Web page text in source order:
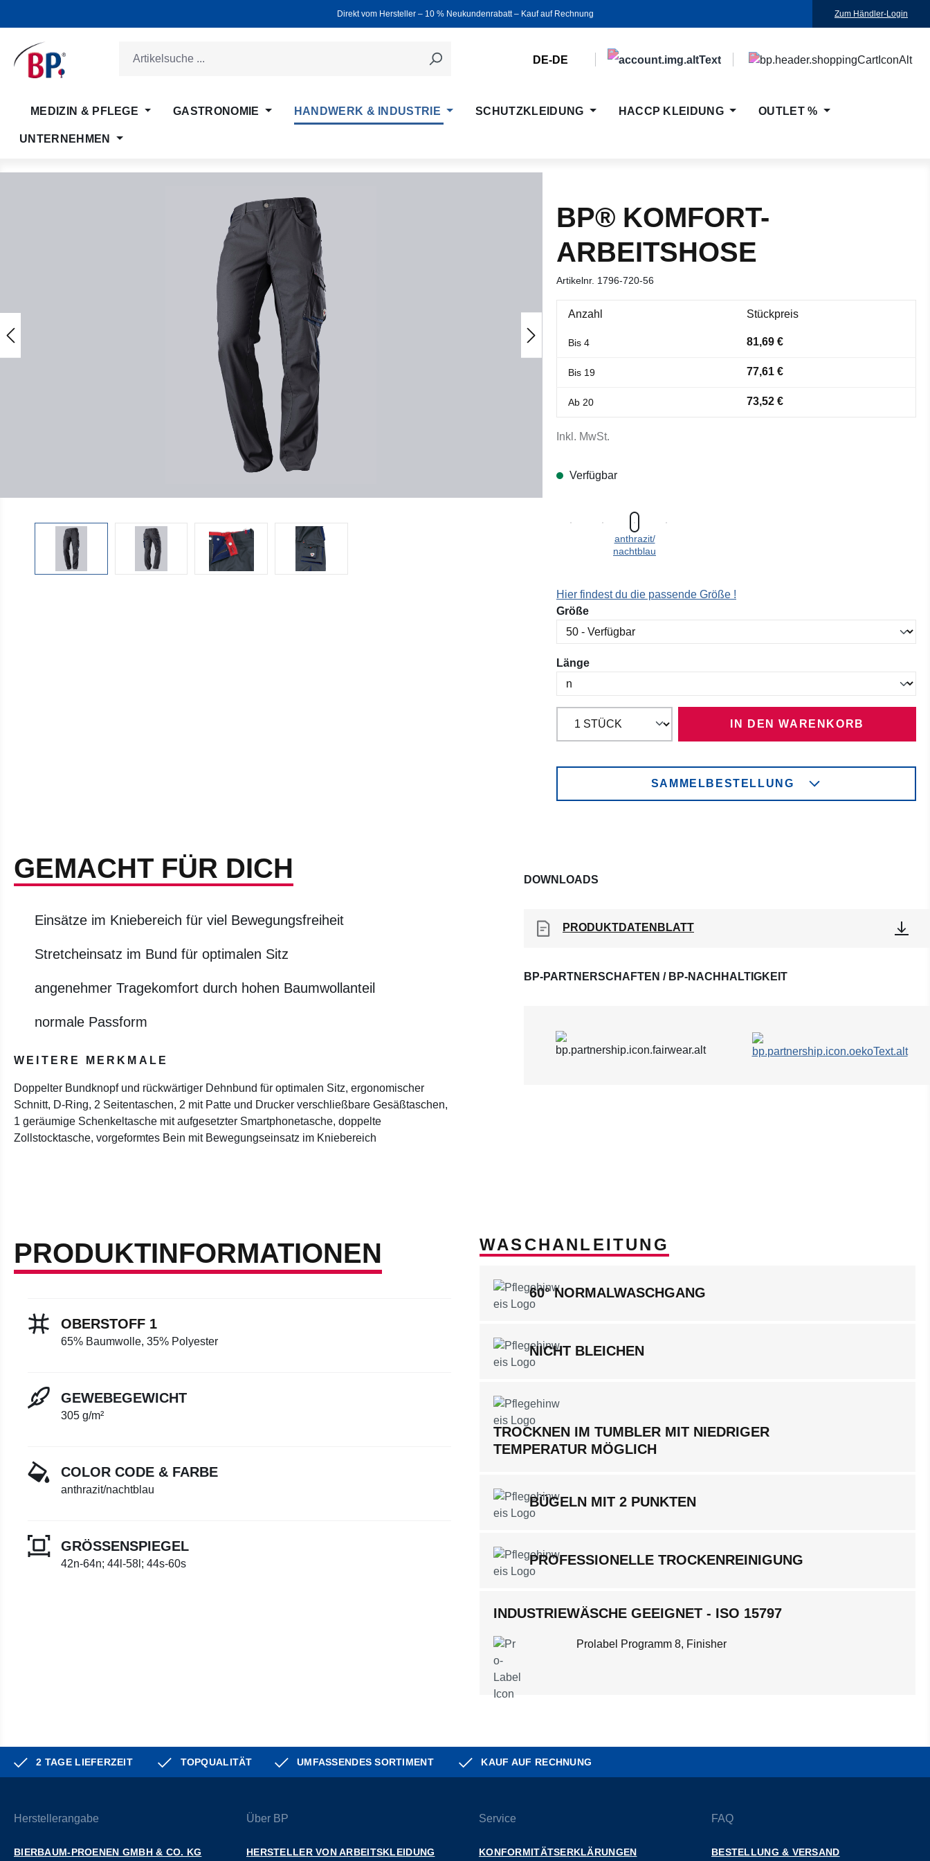
Direkt vom Hersteller ‒ 10 % Neukundenrabatt ‒ Kauf auf Rechnung Zum Händler-Login
DE-DE
MEDIZIN & PFLEGE GASTRONOMIE HANDWERK & INDUSTRIE SCHUTZKLEIDUNG HACCP KLEIDUNG OUTLET %
UNTERNEHMEN
BP® KOMFORT-
ARBEITSHOSE
Artikelnr. 1796-720-56
Anzahl Stückpreis
Bis 4 81,69 €
Bis 19 77,61 €
Ab 20 73,52 €
Inkl. MwSt.
Verfügbar
anthrazit/
nachtblau
Hier findest du die passende Größe !
Größeauswählen
Längeauswählen
IN DEN WARENKORB
SAMMELBESTELLUNG
GEMACHT FÜR DICH
Einsätze im Kniebereich für viel Bewegungsfreiheit
Stretcheinsatz im Bund für optimalen Sitz
angenehmer Tragekomfort durch hohen Baumwollanteil
normale Passform
WEITERE MERKMALE
Doppelter Bundknopf und rückwärtiger Dehnbund für optimalen Sitz, ergonomischer
Schnitt, D-Ring, 2 Seitentaschen, 2 mit Patte und Drucker verschließbare Gesäßtaschen,
1 geräumige Schenkeltasche mit aufgesetzter Smartphonetasche, doppelte
Zollstocktasche, vorgeformtes Bein mit Bewegungseinsatz im Kniebereich
DOWNLOADS
PRODUKTDATENBLATT
BP-PARTNERSCHAFTEN / BP-NACHHALTIGKEIT
PRODUKTINFORMATIONEN
OBERSTOFF 1
65% Baumwolle, 35% Polyester
GEWEBEGEWICHT
305 g/m²
COLOR CODE & FARBE
anthrazit/nachtblau
GRÖSSENSPIEGEL
42n-64n; 44l-58l; 44s-60s
WASCHANLEITUNG
60° NORMALWASCHGANG
NICHT BLEICHEN
TROCKNEN IM TUMBLER MIT NIEDRIGER
TEMPERATUR MÖGLICH
BÜGELN MIT 2 PUNKTEN
PROFESSIONELLE TROCKENREINIGUNG
INDUSTRIEWÄSCHE GEEIGNET - ISO 15797
Prolabel Programm 8, Finisher
2 TAGE LIEFERZEIT TOPQUALITÄT UMFASSENDES SORTIMENT KAUF AUF RECHNUNG
Herstellerangabe
BIERBAUM-PROENEN GMBH & CO. KG
Über BP
HERSTELLER VON ARBEITSKLEIDUNG
Service
KONFORMITÄTSERKLÄRUNGEN
FAQ
BESTELLUNG & VERSAND